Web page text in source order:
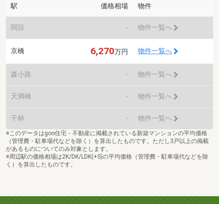
駅 価格相場 物件
関目 - 物件一覧へ
京橋 6,270万円 物件一覧へ
森小路 - 物件一覧へ
天満橋 - 物件一覧へ
千林 - 物件一覧へ
※このデータはgoo住宅・不動産に掲載されている新築マンションの平均価格
（管理費・駐車場代などを除く）を算出したものです。ただし3戸以上の掲載
があるものについてのみ対象とします。
※周辺駅の価格相場は2K/DK/LDK(+S)の平均価格（管理費・駐車場代などを除
く）を算出したものです。